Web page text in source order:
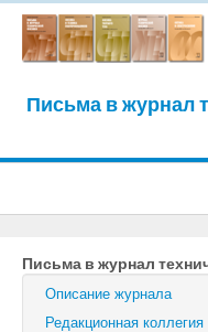
Письма в журнал
Журнал
Письма в Журнал
Письма в журнал
Описание журнала
Редакционная коллегия